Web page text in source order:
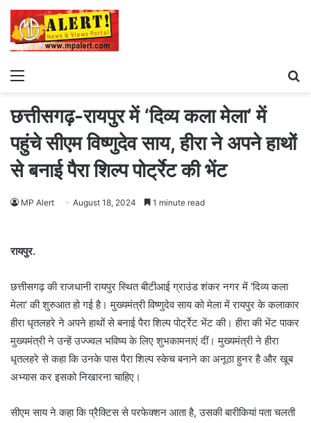
Menu
छत्तीसगढ़-रायपुर में ‘दिव्य कला मेला’ में
पहुंचे सीएम विष्णुदेव साय, हीरा ने अपने हाथों
से बनाई पैरा शिल्प पोर्ट्रेट की भेंट
MP Alert August 18, 2024 1 minute read
रायपुर.
छत्तीसगढ़ की राजधानी रायपुर स्थित बीटीआई ग्राउंड शंकर नगर में 'दिव्य कला
मेला' की शुरुआत हो गई है। मुख्यमंत्री विष्णुदेव साय को मेला में रायपुर के कलाकार
हीरा धृतलहरे ने अपने हाथों से बनाई पैरा शिल्प पोर्ट्रेट भेंट की। हीरा की भेंट पाकर
मुख्यमंत्री ने उन्हें उज्ज्वल भविष्य के लिए शुभकामनाएं दीं। मुख्यमंत्री ने हीरा
धृतलहरे से कहा कि उनके पास पैरा शिल्प स्केच बनाने का अनूठा हुनर है और खूब
अभ्यास कर इसको निखारना चाहिए।
सीएम साय ने कहा कि प्रैक्टिस से परफेक्शन आता है, उसकी बारीकियां पता चलती